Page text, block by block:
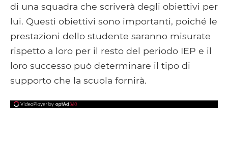
di una squadra che scriverà degli obiettivi per
lui. Questi obiettivi sono importanti, poiché le
prestazioni dello studente saranno misurate
rispetto a loro per il resto del periodo IEP e il
loro successo può determinare il tipo di
supporto che la scuola fornirà.